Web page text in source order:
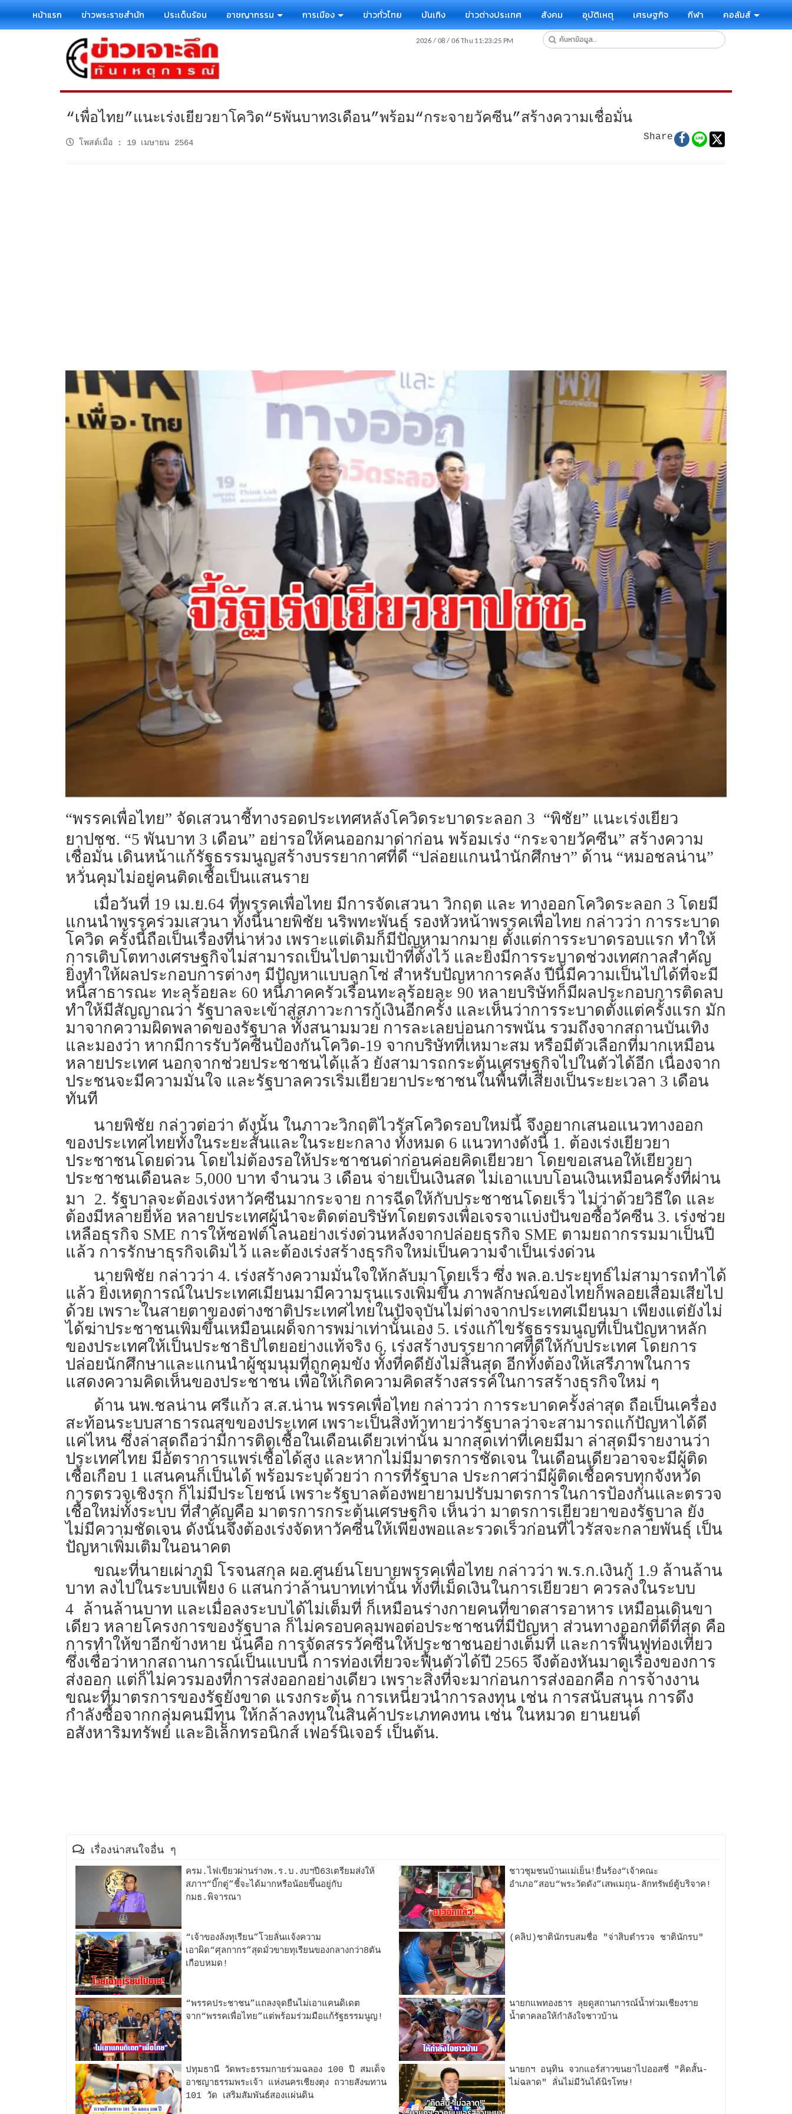
หน้าแรก ข่าวพระราชสำนัก ประเด็นร้อน อาชญากรรม การเมือง ข่าวทั่วไทย บันเทิง ข่าวต่างประเทศ สังคม อุบัติเหตุ เศรษฐกิจ กีฬา คอลัมส์
“เพื่อไทย”แนะเร่งเยียวยาโควิด“5พันบาท3เดือน”พร้อม“กระจายวัคซีน”สร้างความเชื่อมั่น
โพสต์เมื่อ : 19 เมษายน 2564
Share
“พรรคเพื่อไทย” จัดเสวนาชี้ทางรอดประเทศหลังโควิดระบาดระลอก 3 “พิชัย” แนะเร่งเยียว
ยาปชช. “5 พันบาท 3 เดือน” อย่ารอให้คนออกมาด่าก่อน พร้อมเร่ง “กระจายวัคซีน” สร้างความ
เชื่อมั่น เดินหน้าแก้รัฐธรรมนูญสร้างบรรยากาศที่ดี “ปล่อยแกนนำนักศึกษา” ด้าน “หมอชลน่าน”
หวั่นคุมไม่อยู่คนติดเชื้อเป็นแสนราย
เมื่อวันที่ 19 เม.ย.64 ที่พรรคเพื่อไทย มีการจัดเสวนา วิกฤต และ ทางออกโควิดระลอก 3 โดยมี
แกนนำพรรคร่วมเสวนา ทั้งนี้นายพิชัย นริพทะพันธุ์ รองหัวหน้าพรรคเพื่อไทย กล่าวว่า การระบาด
โควิด ครั้งนี้ถือเป็นเรื่องที่น่าห่วง เพราะแต่เดิมก็มีปัญหามากมาย ตั้งแต่การระบาดรอบแรก ทำให้
การเติบโตทางเศรษฐกิจไม่สามารถเป็นไปตามเป้าที่ตั้งไว้ และยิ่งมีการระบาดช่วงเทศกาลสำคัญ
ยิ่งทำให้ผลประกอบการต่างๆ มีปัญหาแบบลูกโซ่ สำหรับปัญหาการคลัง ปีนี้มีความเป็นไปได้ที่จะมี
หนี้สาธารณะ ทะลุร้อยละ 60 หนี้ภาคครัวเรือนทะลุร้อยละ 90 หลายบริษัทก็มีผลประกอบการติดลบ
ทำให้มีสัญญาณว่า รัฐบาลจะเข้าสู่สภาวะการกู้เงินอีกครั้ง และเห็นว่าการระบาดตั้งแต่ครั้งแรก มัก
มาจากความผิดพลาดของรัฐบาล ทั้งสนามมวย การละเลยบ่อนการพนัน รวมถึงจากสถานบันเทิง
และมองว่า หากมีการรับวัคซีนป้องกันโควิด-19 จากบริษัทที่เหมาะสม หรือมีตัวเลือกที่มากเหมือน
หลายประเทศ นอกจากช่วยประชาชนได้แล้ว ยังสามารถกระตุ้นเศรษฐกิจไปในตัวได้อีก เนื่องจาก
ประชนจะมีความมั่นใจ และรัฐบาลควรเริ่มเยียวยาประชาชนในพื้นที่เสี่ยงเป็นระยะเวลา 3 เดือน
ทันที
นายพิชัย กล่าวต่อว่า ดังนั้น ในภาวะวิกฤติไวรัสโควิดรอบใหม่นี้ จึงอยากเสนอแนวทางออก
ของประเทศไทยทั้งในระยะสั้นและในระยะกลาง ทั้งหมด 6 แนวทางดังนี้ 1. ต้องเร่งเยียวยา
ประชาชนโดยด่วน โดยไม่ต้องรอให้ประชาชนด่าก่อนค่อยคิดเยียวยา โดยขอเสนอให้เยียวยา
ประชาชนเดือนละ 5,000 บาท จำนวน 3 เดือน จ่ายเป็นเงินสด ไม่เอาแบบโอนเงินเหมือนครั้งที่ผ่าน
มา
2. รัฐบาลจะต้องเร่งหาวัคซีนมากระจาย การฉีดให้กับประชาชนโดยเร็ว ไม่ว่าด้วยวิธีใด และ
ต้องมีหลายยี่ห้อ หลายประเทศผู้นำจะติดต่อบริษัทโดยตรงเพื่อเจรจาแบ่งปันขอซื้อวัคซีน 3. เร่งช่วย
เหลือธุรกิจ SME การให้ซอฟต์โลนอย่างเร่งด่วนหลังจากปล่อยธุรกิจ SME ตามยถากรรมมาเป็นปี
แล้ว การรักษาธุรกิจเดิมไว้ และต้องเร่งสร้างธุรกิจใหม่เป็นความจำเป็นเร่งด่วน
นายพิชัย กล่าวว่า 4. เร่งสร้างความมั่นใจให้กลับมาโดยเร็ว ซึ่ง พล.อ.ประยุทธ์ไม่สามารถทำได้
แล้ว ยิ่งเหตุการณ์ในประเทศเมียนมามีความรุนแรงเพิ่มขึ้น ภาพลักษณ์ของไทยก็พลอยเสื่อมเสียไป
ด้วย เพราะในสายตาของต่างชาติประเทศไทยในปัจจุบันไม่ต่างจากประเทศเมียนมา เพียงแต่ยังไม่
ได้ฆ่าประชาชนเพิ่มขึ้นเหมือนเผด็จการพม่าเท่านั้นเอง 5. เร่งแก้ไขรัฐธรรมนูญที่เป็นปัญหาหลัก
ของประเทศให้เป็นประชาธิปไตยอย่างแท้จริง 6. เร่งสร้างบรรยากาศที่ดีให้กับประเทศ โดยการ
ปล่อยนักศึกษาและแกนนำผู้ชุมนุมที่ถูกคุมขัง ทั้งที่คดียังไม่สิ้นสุด อีกทั้งต้องให้เสรีภาพในการ
แสดงความคิดเห็นของประชาชน เพื่อให้เกิดความคิดสร้างสรรค์ในการสร้างธุรกิจใหม่ ๆ
ด้าน นพ.ชลน่าน ศรีแก้ว ส.ส.น่าน พรรคเพื่อไทย กล่าวว่า การระบาดครั้งล่าสุด ถือเป็นเครื่อง
สะท้อนระบบสาธารณสุขของประเทศ เพราะเป็นสิ่งท้าทายว่ารัฐบาลว่าจะสามารถแก้ปัญหาได้ดี
แค่ไหน ซึ่งล่าสุดถือว่ามีการติดเชื้อในเดือนเดียวเท่านั้น มากสุดเท่าที่เคยมีมา ล่าสุดมีรายงานว่า
ประเทศไทย มีอัตราการแพร่เชื้อได้สูง และหากไม่มีมาตรการชัดเจน ในเดือนเดียวอาจจะมีผู้ติด
เชื้อเกือบ 1 แสนคนก็เป็นได้ พร้อมระบุด้วยว่า การที่รัฐบาล ประกาศว่ามีผู้ติดเชื้อครบทุกจังหวัด
การตรวจเชิงรุก ก็ไม่มีประโยชน์ เพราะรัฐบาลต้องพยายามปรับมาตรการในการป้องกันและตรวจ
เชื้อใหม่ทั้งระบบ ที่สำคัญคือ มาตรการกระตุ้นเศรษฐกิจ เห็นว่า มาตรการเยียวยาของรัฐบาล ยัง
ไม่มีความชัดเจน ดังนั้นจึงต้องเร่งจัดหาวัคซีนให้เพียงพอและรวดเร็วก่อนที่ไวรัสจะกลายพันธุ์ เป็น
ปัญหาเพิ่มเติมในอนาคต
ขณะที่นายเผ่าภูมิ โรจนสกุล ผอ.ศูนย์นโยบายพรรคเพื่อไทย กล่าวว่า พ.ร.ก.เงินกู้ 1.9 ล้านล้าน
บาท ลงไปในระบบเพียง 6 แสนกว่าล้านบาทเท่านั้น ทั้งที่เม็ดเงินในการเยียวยา ควรลงในระบบ
4
ล้านล้านบาท และเมื่อลงระบบได้ไม่เต็มที่ ก็เหมือนร่างกายคนที่ขาดสารอาหาร เหมือนเดินขา
เดียว หลายโครงการของรัฐบาล ก็ไม่ครอบคลุมพอต่อประชาชนที่มีปัญหา ส่วนทางออกที่ดีที่สุด คือ
การทำให้ขาอีกข้างหาย นั่นคือ การจัดสรรวัคซีนให้ประชาชนอย่างเต็มที่ และการฟื้นฟูท่องเที่ยว
ซึ่งเชื่อว่าหากสถานการณ์เป็นแบบนี้ การท่องเที่ยวจะฟื้นตัวได้ปี 2565 จึงต้องหันมาดูเรื่องของการ
ส่งออก แต่ก็ไม่ควรมองที่การส่งออกอย่างเดียว เพราะสิ่งที่จะมาก่อนการส่งออกคือ การจ้างงาน
ขณะที่มาตรการของรัฐยังขาด แรงกระตุ้น การเหนี่ยวนำการลงทุน เช่น การสนับสนุน การดึง
กำลังซื้อจากกลุ่มคนมีทุน ให้กล้าลงทุนในสินค้าประเภทคงทน เช่น ในหมวด ยานยนต์
อสังหาริมทรัพย์ และอิเล็กทรอนิกส์ เฟอร์นิเจอร์ เป็นต้น.
เรื่องน่าสนใจอื่น ๆ
ครม.ไฟเขียวผ่านร่างพ.ร.บ.งบฯปี63เตรียมส่งให้
สภาฯ“บิ๊กตู่”ชี้จะได้มากหรือน้อยขึ้นอยู่กับ
กมธ.พิจารณา
ชาวชุมชนบ้านแม่เย็น!ยื่นร้อง“เจ้าคณะ
อำเภอ”สอบ“พระวัดดัง”เสพเมถุน-ลักทรัพย์ตู้บริจาค!
“เจ้าของล้งทุเรียน”โวยลั่นแจ้งความ
เอาผิด“ศุลกากร”สุดมั่วขายทุเรียนของกลางกว่า8ตัน
เกือบหมด!
(คลิป)ชาตินักรบสมชื่อ "จ่าสิบตำรวจ ชาตินักรบ"
“พรรคประชาชน”แถลงจุดยืนไม่เอาแคนดิเดต
จาก“พรรคเพื่อไทย”แต่พร้อมร่วมมือแก้รัฐธรรมนูญ!
นายกแพทองธาร ลุยดูสถานการณ์น้ำท่วมเชียงราย
น้ำตาคลอให้กำลังใจชาวบ้าน
ปทุมธานี วัดพระธรรมกายร่วมฉลอง 100 ปี สมเด็จ
อาชญาธรรมพระเจ้า แห่งนครเชียงตุง ถวายสังฆทาน
101 วัด เสริมสัมพันธ์สองแผ่นดิน
นายกฯ อนุทิน จวกแอร์สาวขนยาไปออสซี่ "คิดสั้น-
ไม่ฉลาด" ลั่นไม่มีวันได้นิรโทษ!